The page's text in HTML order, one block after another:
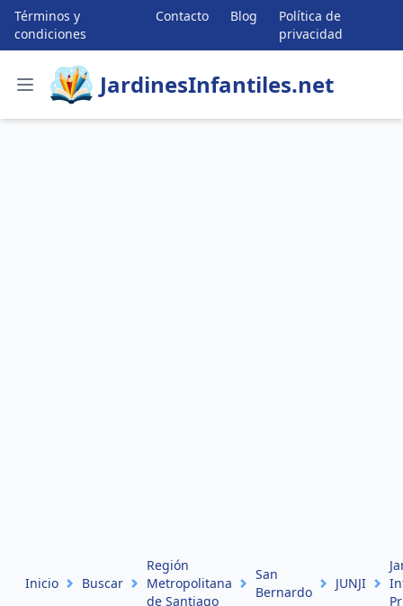
Términos y
condiciones
Contacto Blog
Política de
privacidad
JardinesInfantiles.net
Inicio Buscar
Región
Metropolitana
de Santiago
San
Bernardo
JUNJI